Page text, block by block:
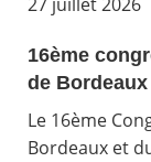
16ème
de
Le 16ème
Bordeaux et